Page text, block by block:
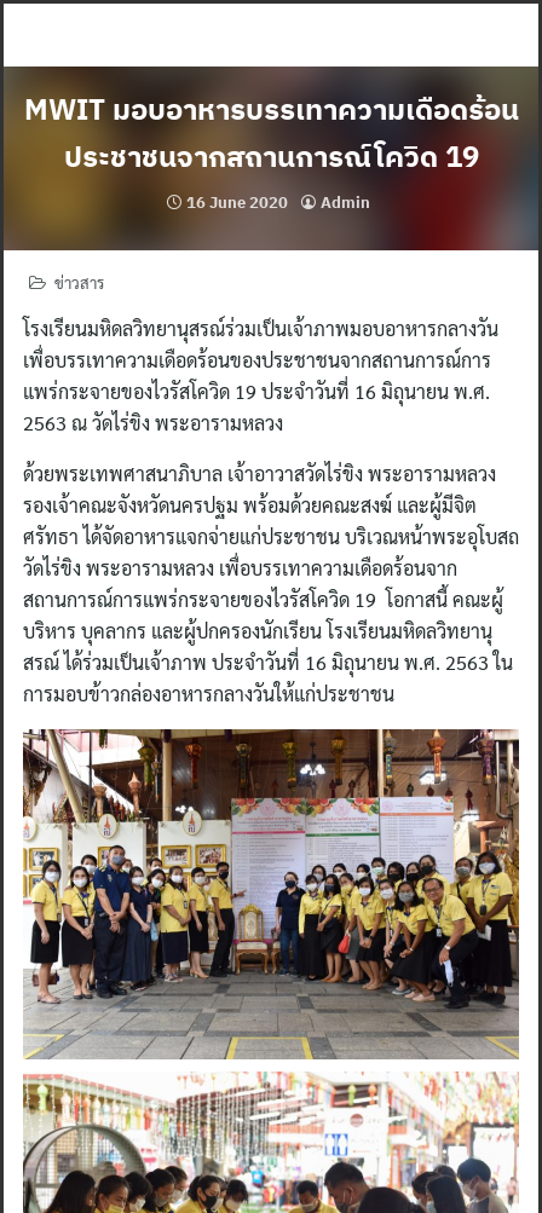
MWIT มอบอาหารบรรเทาความเดือดร้อน
ประชาชนจากสถานการณ์โควิด 19
16 June 2020 Admin
ข่าวสาร
โรงเรียนมหิดลวิทยานุสรณ์ร่วมเป็นเจ้าภาพมอบอาหารกลางวัน
เพื่อบรรเทาความเดือดร้อนของประชาชนจากสถานการณ์การ
แพร่กระจายของไวรัสโควิด 19 ประจำวันที่ 16 มิถุนายน พ.ศ.
2563 ณ วัดไร่ขิง พระอารามหลวง
ด้วยพระเทพศาสนาภิบาล เจ้าอาวาสวัดไร่ขิง พระอารามหลวง
รองเจ้าคณะจังหวัดนครปฐม พร้อมด้วยคณะสงฆ์ และผู้มีจิต
ศรัทธา ได้จัดอาหารแจกจ่ายแก่ประชาชน บริเวณหน้าพระอุโบสถ
วัดไร่ขิง พระอารามหลวง เพื่อบรรเทาความเดือดร้อนจาก
สถานการณ์การแพร่กระจายของไวรัสโควิด 19 โอกาสนี้ คณะผู้
บริหาร บุคลากร และผู้ปกครองนักเรียน โรงเรียนมหิดลวิทยานุ
สรณ์ ได้ร่วมเป็นเจ้าภาพ ประจำวันที่ 16 มิถุนายน พ.ศ. 2563 ใน
การมอบข้าวกล่องอาหารกลางวันให้แก่ประชาชน